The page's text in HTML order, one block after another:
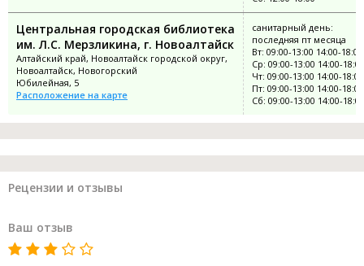
Центральная городская библиотека
им. Л.С. Мерзликина, г. Новоалтайск
Алтайский край, Новоалтайск городской округ,
Новоалтайск, Новогорский
Юбилейная, 5
Расположение на карте
санитарный день:
последняя пт месяца
Вт: 09:00-13:00 14:00-18:00
Ср: 09:00-13:00 14:00-18:00
Чт: 09:00-13:00 14:00-18:00
Пт: 09:00-13:00 14:00-18:00
Сб: 09:00-13:00 14:00-18:00
Рецензии и отзывы
Ваш отзыв